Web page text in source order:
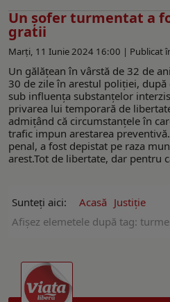
Un șofer turmentat a
gratii
Marți, 11 Iunie 2024 16:00 | Publicat
Un gălățean în vârstă de 32 de
30 de zile în arestul poliției,
sub influența substanțelor
privarea lui temporară de
admițând că circumstanțele în
trafic impun arestarea
penal, a fost depistat pe raza
arest.Tot de libertate, dar pentru
Sunteți aici: Acasă Justiție
Afişez elemetele după tag: